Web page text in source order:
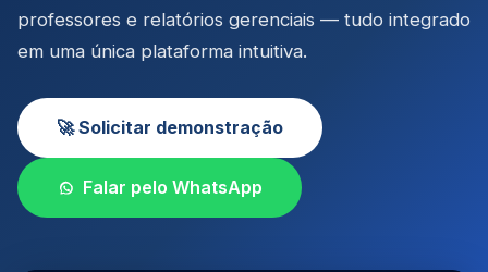
professores e relatórios gerenciais — tudo integrado
em uma única plataforma intuitiva.
🚀 Solicitar demonstração
Falar pelo WhatsApp